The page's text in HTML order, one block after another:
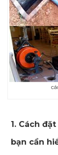
1. Cách
bạn cần